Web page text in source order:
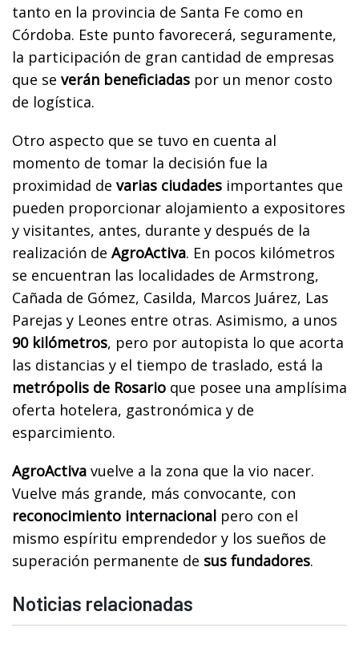
tanto en la provincia de Santa Fe como en
Córdoba. Este punto favorecerá, seguramente,
la participación de gran cantidad de empresas
que se verán beneficiadas por un menor costo
de logística.
Otro aspecto que se tuvo en cuenta al
momento de tomar la decisión fue la
proximidad de varias ciudades importantes que
pueden proporcionar alojamiento a expositores
y visitantes, antes, durante y después de la
realización de AgroActiva. En pocos kilómetros
se encuentran las localidades de Armstrong,
Cañada de Gómez, Casilda, Marcos Juárez, Las
Parejas y Leones entre otras. Asimismo, a unos
90 kilómetros, pero por autopista lo que acorta
las distancias y el tiempo de traslado, está la
metrópolis de Rosario que posee una amplísima
oferta hotelera, gastronómica y de
esparcimiento.
AgroActiva vuelve a la zona que la vio nacer.
Vuelve más grande, más convocante, con
reconocimiento internacional pero con el
mismo espíritu emprendedor y los sueños de
superación permanente de sus fundadores.
Noticias relacionadas